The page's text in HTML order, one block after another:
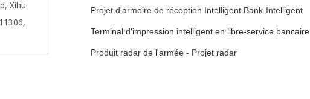
Xihu
Projet d'armoire de réception Intelligent Bank-Intelligent
Terminal d'impression intelligent en libre-service bancaire
Produit radar de l'armée - Projet radar